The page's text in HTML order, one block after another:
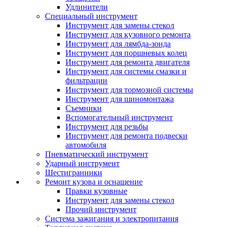
Удлинители
Специальный инструмент
Инструмент для замены стекол
Инструмент для кузовного ремонта
Инструмент для лямбда-зонда
Инструмент для поршневых колец
Инструмент для ремонта двигателя
Инструмент для системы смазки и
фильтрации
Инструмент для тормозной системы
Инструмент для шиномонтажа
Съемники
Вспомогательный инструмент
Инструмент для резьбы
Инструмент для ремонта подвески
автомобиля
Пневматический инструмент
Ударный инструмент
Шестигранники
Ремонт кузова и оснащение
Правки кузовные
Инструмент для замены стекол
Прочий инструмент
Система зажигания и электропитания